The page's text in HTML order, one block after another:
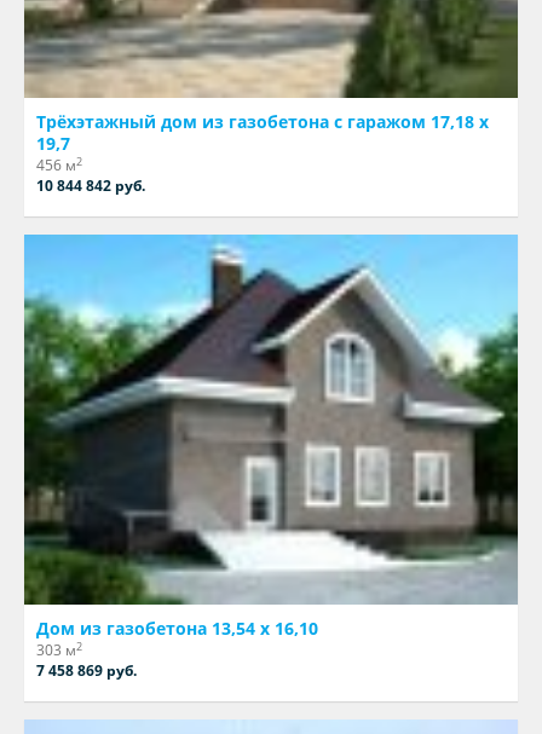
Трёхэтажный дом из газобетона с гаражом 17,18 х
19,7
456 м2
10 844 842 руб.
Дом из газобетона 13,54 х 16,10
303 м2
7 458 869 руб.